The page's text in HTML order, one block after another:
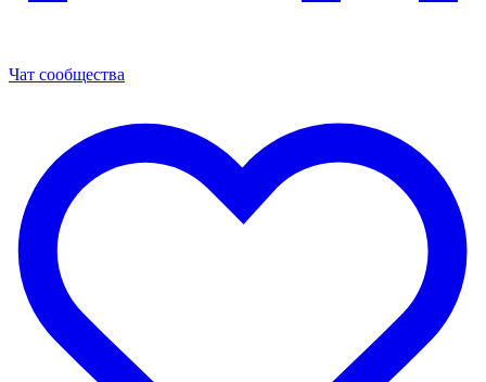
Чат сообщества